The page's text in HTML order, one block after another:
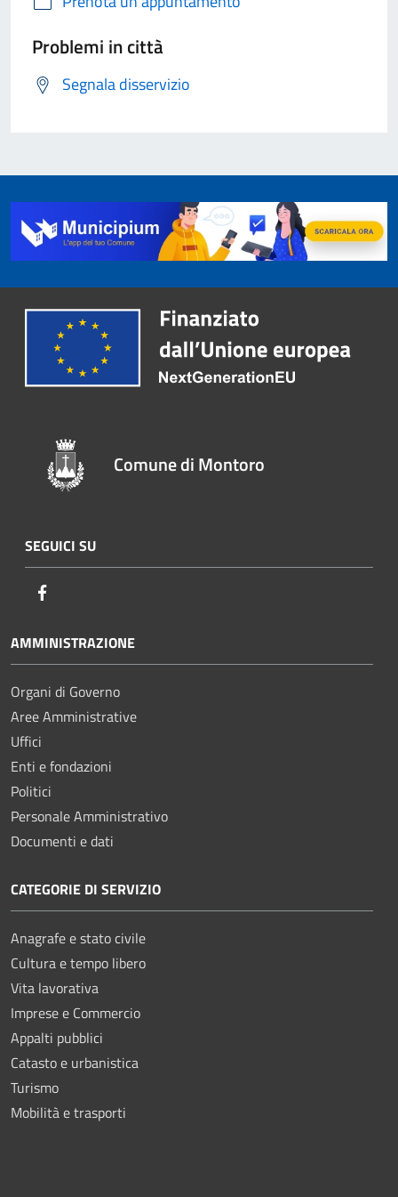
Problemi in città
Segnala disservizio
Comune di Montoro
SEGUICI SU
AMMINISTRAZIONE
Organi di Governo
Aree Amministrative
Uffici
Enti e fondazioni
Politici
Personale Amministrativo
Documenti e dati
CATEGORIE DI SERVIZIO
Anagrafe e stato civile
Cultura e tempo libero
Vita lavorativa
Imprese e Commercio
Appalti pubblici
Catasto e urbanistica
Turismo
Mobilità e trasporti